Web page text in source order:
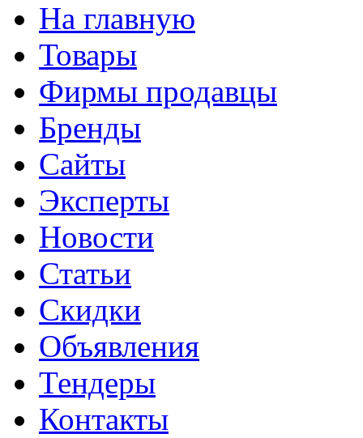
На главную
Товары
Фирмы продавцы
Бренды
Сайты
Эксперты
Новости
Статьи
Скидки
Объявления
Тендеры
Контакты